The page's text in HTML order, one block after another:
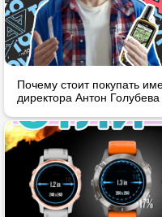
Почему стоит покупать
директора Антон Голубева